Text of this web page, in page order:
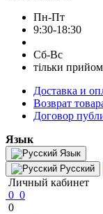
Пн-Пт
9:30-18:30
Сб-Вс
тільки
Доставка и
Возврат
Договор
Язык
Язык
Русский
Личный кабинет
0 0
0